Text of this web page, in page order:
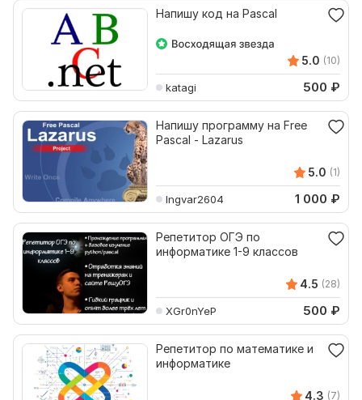
Напишу код на Pascal
5.0 (10)
katagi 500 ₽
Напишу программу на Free
Pascal - Lazarus
5.0 (1)
Ingvar2604 1 000 ₽
Репетитор ОГЭ по
информатике 1-9 классов
4.5 (28)
XGr0nYeP 500 ₽
Репетитор по математике и
информатике
4.3 (7)